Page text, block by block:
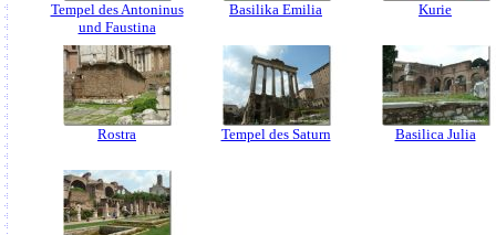
Tempel des Antoninus
und Faustina
Basilika Emilia Kurie
Rostra Tempel des Saturn Basilica Julia